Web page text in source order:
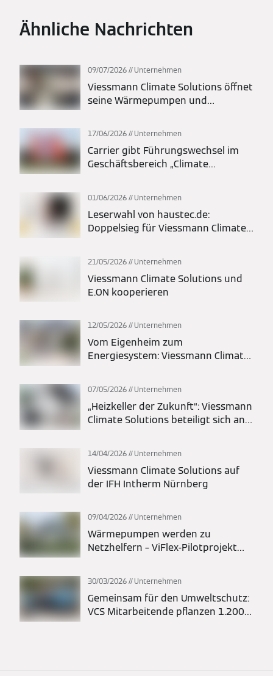
Ähnliche Nachrichten
09/07/2026 Unternehmen
Viessmann Climate Solutions öffnet
seine Wärmepumpen und
17/06/2026 Unternehmen
Carrier gibt Führungswechsel im
Geschäftsbereich „Climate
Thomas Donato zum President
ernannt
01/06/2026 Unternehmen
Leserwahl von haustec.de:
Doppelsieg für Viessmann Climate
21/05/2026 Unternehmen
Viessmann Climate Solutions und
E.ON kooperieren
12/05/2026 Unternehmen
Vom Eigenheim zum
Energiesystem: Viessmann Climate
integrierte Energielösung
07/05/2026 Unternehmen
„Heizkeller der Zukunft“: Viessmann
Climate Solutions beteiligt sich an
14/04/2026 Unternehmen
Viessmann Climate Solutions auf
der IFH Intherm Nürnberg
09/04/2026 Unternehmen
Wärmepumpen werden zu
Netzhelfern – ViFlex-Pilotprojekt
erfolgreich abgeschlossen
30/03/2026 Unternehmen
Gemeinsam für den Umweltschutz:
VCS Mitarbeitende pflanzen 1.200